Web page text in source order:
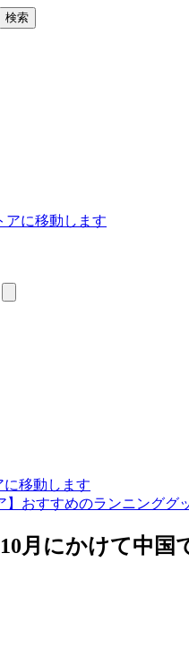
アに移動します
に移動します
】おすすめのランニンググ
月にかけて中